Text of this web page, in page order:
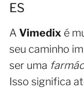
ES
A Vimedix é
seu caminho
ser uma
Isso significa